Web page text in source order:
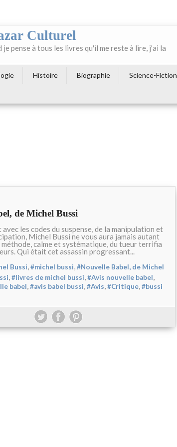
Culturel
pense à tous les livres qu'il me reste à lire, j'ai la
Histoire Biographie Science-Fiction
de Michel Bussi
avec les codes du suspense, de la manipulation et
Michel Bussi ne vous aura jamais autant
calme et systématique, du tueur terrifia
Qui était cet assassin progressant...
Bussi,#michel bussi,#Nouvelle Babel, de Michel
,#livres de michel bussi,#Avis nouvelle babel,
babel,#avis babel bussi,#Avis,#Critique,#bussi